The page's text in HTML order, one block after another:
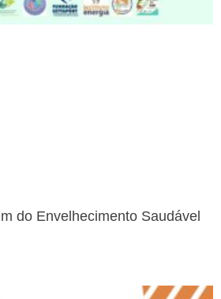
do Envelhecimento Saudável